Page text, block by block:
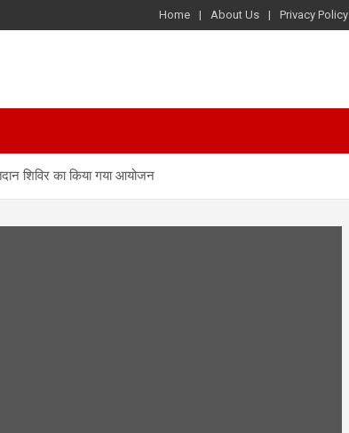
Home About Us Privacy Policy
शिविर का किया गया आयोजन